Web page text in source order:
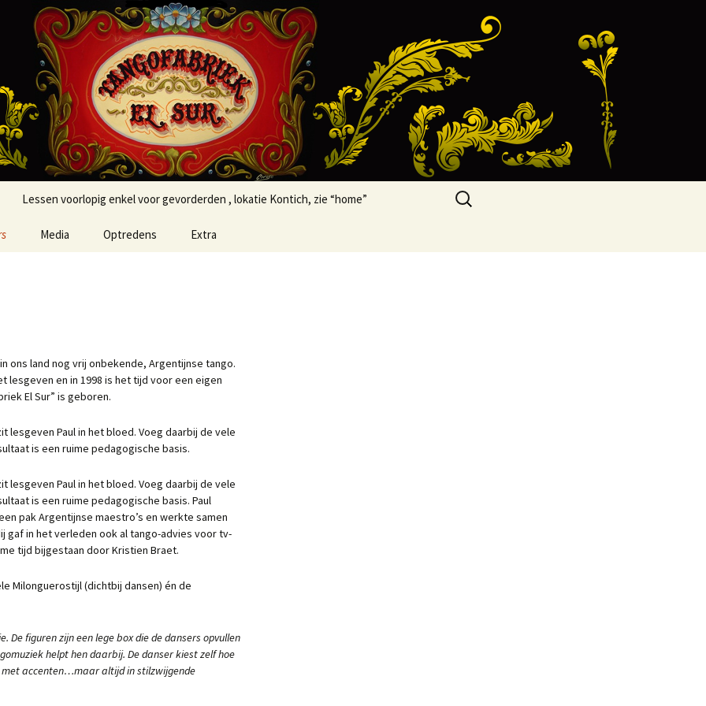
Lessen voorlopig enkel voor gevorderden , lokatie Kontich, zie “home”
Media Optredens Extra
Zoeken
naar:
ons land nog vrij onbekende, Argentijnse tango.
lesgeven en in 1998 is het tijd voor een eigen
El Sur” is geboren.
lesgeven Paul in het bloed. Voeg daarbij de vele
is een ruime pedagogische basis.
lesgeven Paul in het bloed. Voeg daarbij de vele
is een ruime pedagogische basis. Paul
pak Argentijnse maestro’s en werkte samen
gaf in het verleden ook al tango-advies voor tv-
tijd bijgestaan door Kristien Braet.
Milonguerostijl (dichtbij dansen) én de
De figuren zijn een lege box die de dansers opvullen
helpt hen daarbij. De danser kiest zelf hoe
accenten…maar altijd in stilzwijgende